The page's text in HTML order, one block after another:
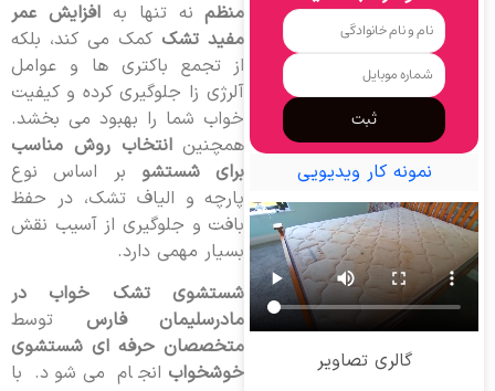
منظمنه تنها به افزایش عمر
مفید تشککمک می کند، بلکه
از تجمع باکتری ها و عوامل
آلرژی زا جلوگیری کرده و کیفیت
خواب شما را بهبود می بخشد.
همچنین انتخاب روش مناسب
برای شستشوبر اساس نوع
پارچه و الیاف تشک، در حفظ
بافت و جلوگیری از آسیب نقش
بسیار مهمی دارد.
شستشوی تشک خواب در
مادرسلیمان فارستوسط
متخصصان حرفه ای شستشوی
خوشخوابانجام می شود. با
ثبت
نمونه کار ویدیویی
گالری تصاویر